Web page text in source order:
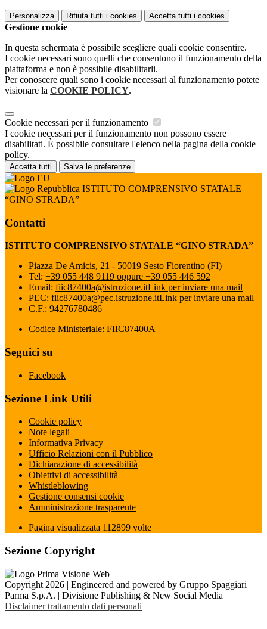
Personalizza Rifiuta tutti i cookies Accetta tutti i cookies
Gestione cookie
In questa schermata è possibile scegliere quali cookie consentire.
I cookie necessari sono quelli che consentono il funzionamento della
piattaforma e non è possibile disabilitarli.
Per conoscere quali sono i cookie necessari al funzionamento potete
visionare la COOKIE POLICY.
Cookie necessari per il funzionamento
I cookie necessari per il funzionamento non possono essere
disabilitati. È possibile consultare l'elenco nella pagina della cookie
policy.
Accetta tutti Salva le preferenze
ISTITUTO COMPRENSIVO STATALE
“GINO STRADA”
Contatti
ISTITUTO COMPRENSIVO STATALE “GINO STRADA”
Piazza De Amicis, 21 - 50019 Sesto Fiorentino (FI)
Tel: +39 055 448 9119 oppure +39 055 446 592
Email: fiic87400a@istruzione.itLink per inviare una mail
PEC: fiic87400a@pec.istruzione.itLink per inviare una mail
C.F.: 94276780486
Codice Ministeriale: FIIC87400A
Seguici su
Facebook
Sezione Link Utili
Cookie policy
Note legali
Informativa Privacy
Ufficio Relazioni con il Pubblico
Dichiarazione di accessibilità
Obiettivi di accessibilità
Whistleblowing
Gestione consensi cookie
Amministrazione trasparente
Pagina visualizzata 112899 volte
Sezione Copyright
Copyright 2026 | Engineered and powered by Gruppo Spaggiari
Parma S.p.A. | Divisione Publishing & New Social Media
Disclaimer trattamento dati personali